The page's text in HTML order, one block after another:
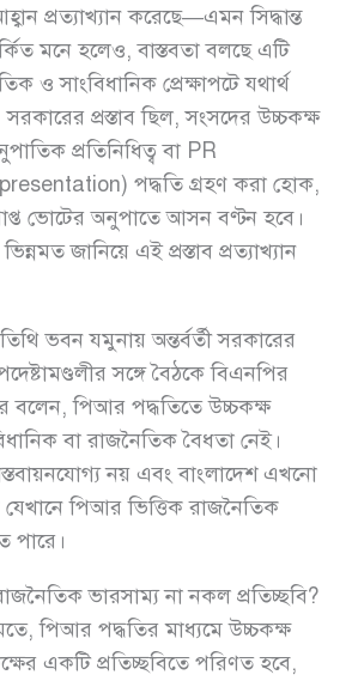
প্রত্যাখ্যান করেছে—এমন সিদ্ধান্ত
মনে হলেও, বাস্তবতা বলছে এটি
ও সাংবিধানিক প্রেক্ষাপটে যথার্থ
প্রস্তাব ছিল, সংসদের উচ্চকক্ষ
প্রতিনিধিত্ব বা PR
পদ্ধতি গ্রহণ করা হোক,
ভোটের অনুপাতে আসন বণ্টন হবে।
জানিয়ে এই প্রস্তাব প্রত্যাখ্যান
ভবন যমুনায় অন্তর্বর্তী সরকারের
সঙ্গে বৈঠকে বিএনপির
বলেন, পিআর পদ্ধতিতে উচ্চকক্ষ
বা রাজনৈতিক বৈধতা নেই।
নয় এবং বাংলাদেশ এখনো
যেখানে পিআর ভিত্তিক রাজনৈতিক
পারে।
ভারসাম্য না নকল প্রতিচ্ছবি?
পিআর পদ্ধতির মাধ্যমে উচ্চকক্ষ
একটি প্রতিচ্ছবিতে পরিণত হবে,